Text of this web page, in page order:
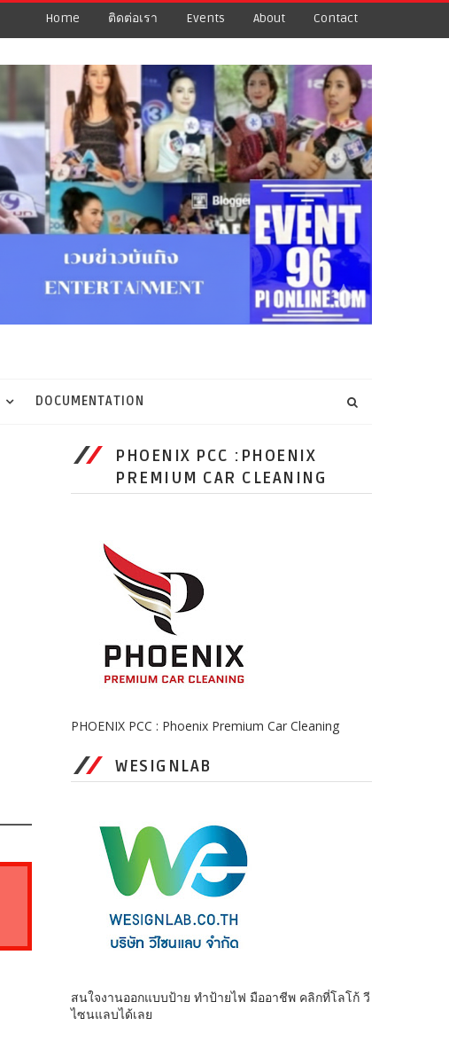
Home ติดต่อเรา Events About Contact
DOCUMENTATION
PHOENIX PCC :PHOENIX
PREMIUM CAR CLEANING
PHOENIX PCC : Phoenix Premium Car Cleaning
WESIGNLAB
สนใจงานออกแบบป้าย ทำป้ายไฟ มืออาชีพ คลิกที่โลโก้ วี
ไซนแลบได้เลย